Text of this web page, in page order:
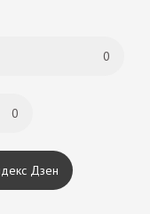
0
0
Дзен